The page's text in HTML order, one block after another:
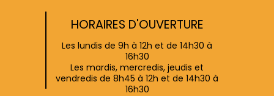
HORAIRES D'OUVERTURE
Les lundis de 9h à 12h et de 14h30 à
16h30
Les mardis, mercredis, jeudis et
vendredis de 8h45 à 12h et de 14h30 à
16h30